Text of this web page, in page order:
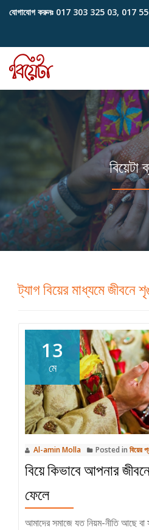
content
যোগাযোগ করুনঃ 017 303 325 03, 017
বিয়েটা
ট্যাগবিয়ের মাধ্যমে জীবনে
13
মে
Al-amin Molla Posted in বিয়ের
বিয়ে কিভাবে আপনার
ফেলে
আমাদের সমাজে যত নিয়ম-নীতি আছে